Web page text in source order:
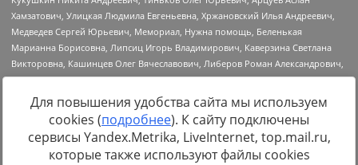
https://minjust.gov.ru/uploaded/files/reestr-
inostrannyih-agentov-22-03-2024.pdfданные на22.03.2024
Для повышения удобства сайта мы используем
cookies (подробнее). К сайту подключены
сервисы Yandex.Metrika, LiveInternet, top.mail.ru,
которые также используют файлы cookies